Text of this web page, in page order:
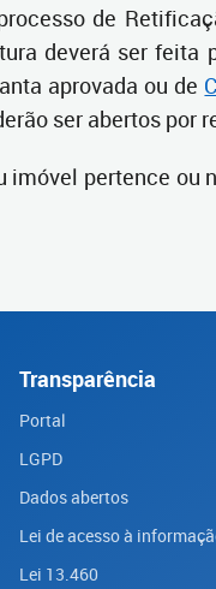
de
deverá ser feita
aprovada ou de
ser abertos
imóvel pertence ou
Transparência
Portal
LGPD
Dados abertos
Lei de acesso à
Lei 13.460